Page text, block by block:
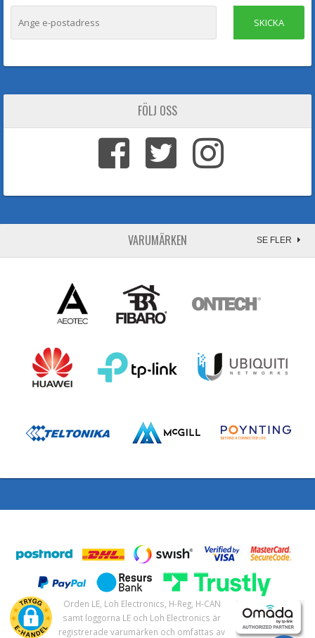
SKICKA
FÖLJ OSS
VARUMÄRKEN SE FLER
Orden LE, Loh Electronics, H-Reg, H-CAN
samt loggorna LE och Loh Electronics är
registrerade varumärken och omfattas av